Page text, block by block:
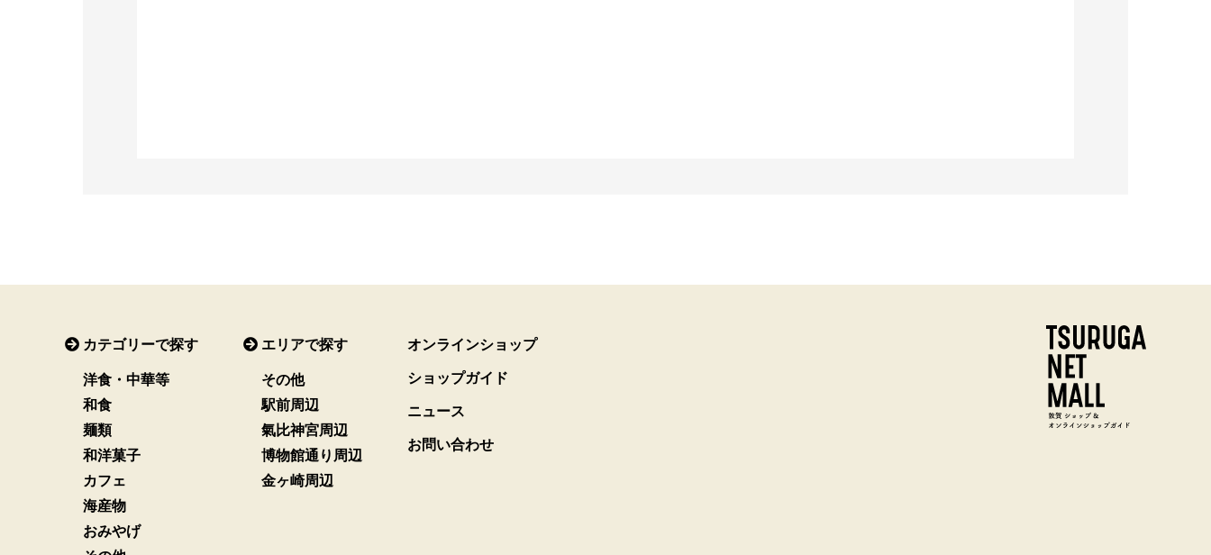
カテゴリーで探す
洋食・中華等
和食
麺類
和洋菓子
カフェ
海産物
おみやげ
エリアで探す
その他
駅前周辺
氣比神宮周辺
博物館通り周辺
金ヶ崎周辺
オンラインショップ
ショップガイド
ニュース
お問い合わせ